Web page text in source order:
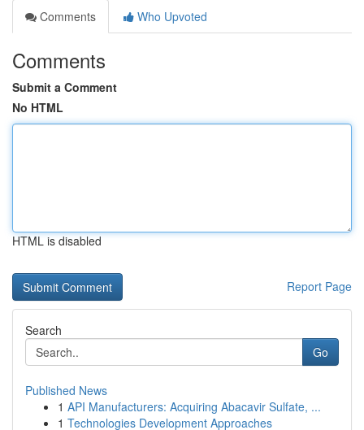
Comments
Who Upvoted
Comments
Submit a Comment
No HTML
HTML is disabled
Report Page
Search
Go
Published News
1 API Manufacturers: Acquiring Abacavir Sulfate, ...
1 Technologies Development Approaches